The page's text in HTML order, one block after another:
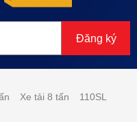
Đăng ký
Xe tải 8 tấn
110SL